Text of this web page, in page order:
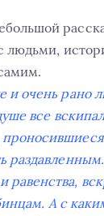
людьми,
и очень рано
все
равенства,
А с